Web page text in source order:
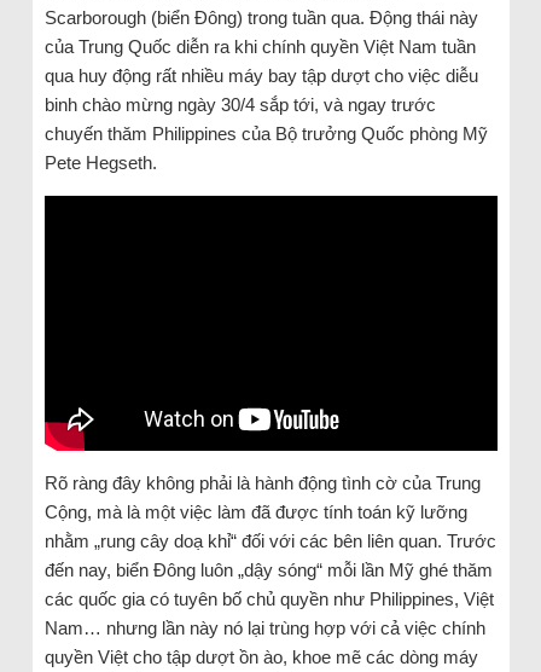
Scarborough (biển Đông) trong tuần qua. Động thái này
của Trung Quốc diễn ra khi chính quyền Việt Nam tuần
qua huy động rất nhiều máy bay tập dượt cho việc diễu
binh chào mừng ngày 30/4 sắp tới, và ngay trước
chuyến thăm Philippines của Bộ trưởng Quốc phòng Mỹ
Pete Hegseth.
Rõ ràng đây không phải là hành động tình cờ của Trung
Cộng, mà là một việc làm đã được tính toán kỹ lưỡng
nhằm „rung cây doạ khỉ“ đối với các bên liên quan. Trước
đến nay, biển Đông luôn „dậy sóng“ mỗi lần Mỹ ghé thăm
các quốc gia có tuyên bố chủ quyền như Philippines, Việt
Nam… nhưng lần này nó lại trùng hợp với cả việc chính
quyền Việt cho tập dượt ồn ào, khoe mẽ các dòng máy